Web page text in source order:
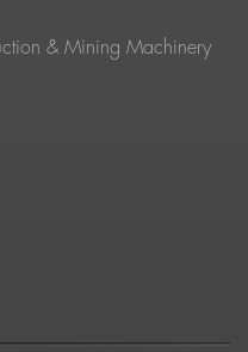
& Mining Machinery